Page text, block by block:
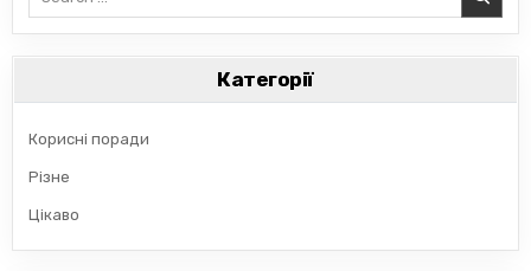
Категорії
Корисні поради
Різне
Цікаво